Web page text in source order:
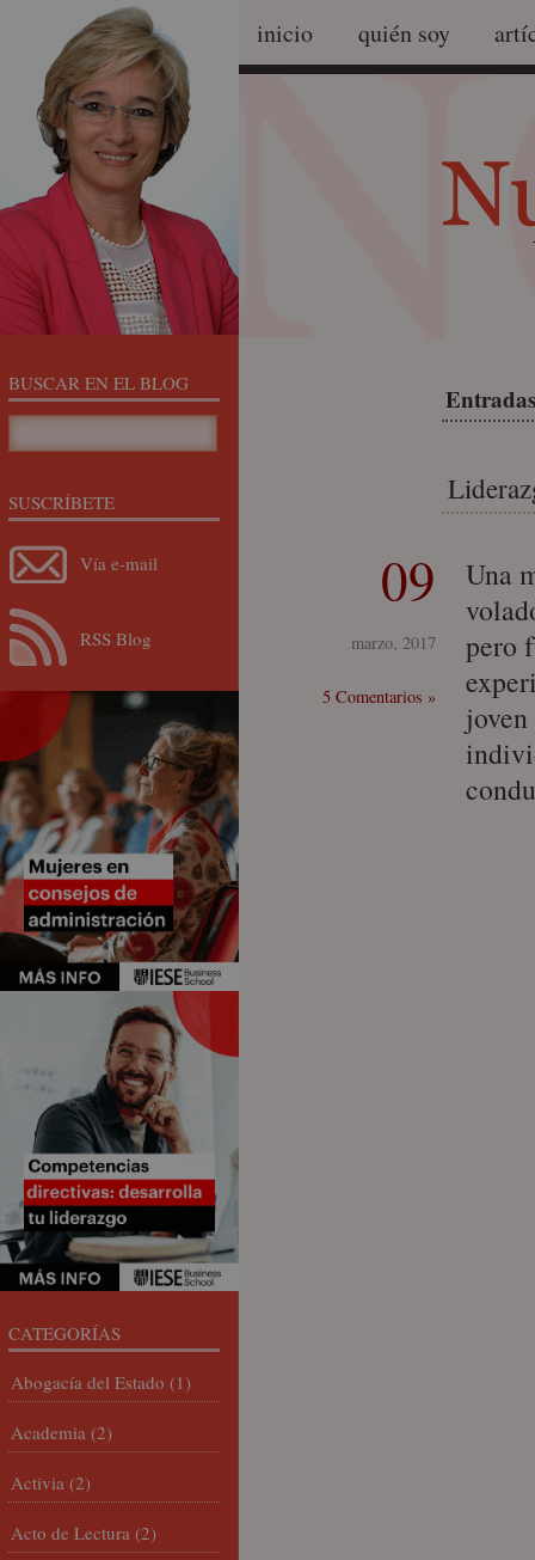
inicio quién soy
09
marzo, 2017
5 Comentarios »
Una
pero
BUSCAR EN EL BLOG
SUSCRÍBETE
Vía e-mail
RSS Blog
CATEGORÍAS
Abogacía del Estado (1)
Academia (2)
Activia (2)
Acto de Lectura (2)